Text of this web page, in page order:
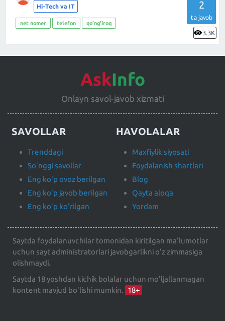
2
ta javob
3.3K
Hi-Tech va IT
net nomer telefon qo'ng'iroq
AskInfo
Onlayn savol-javob xizmati
SAVOLLAR
Trenddagi
So'nggi savollar
Eng ko'p ovoz berilgan
Eng ko'p javob berilgan
Eng ko'p ko'rilgan
HAVOLALAR
Maxfiylik siyosati
Foydalanish shartlari
Blog
Qayta aloqa
Yordam
Saytda foydalanuvchilar tomonidan kiritilgan ma'lumotlar
uchun sayt administratorlari javobgarlikni o'z zimmasiga
olishmaydi.
Saytda 18 yoshdan kichik bolalar uchun mo'ljallanmagan
kontent mavjud bo'lishi mumkin. 18+